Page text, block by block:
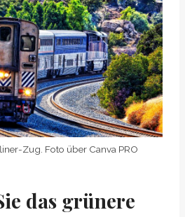
Zug. Foto über Canva PRO
das grünere